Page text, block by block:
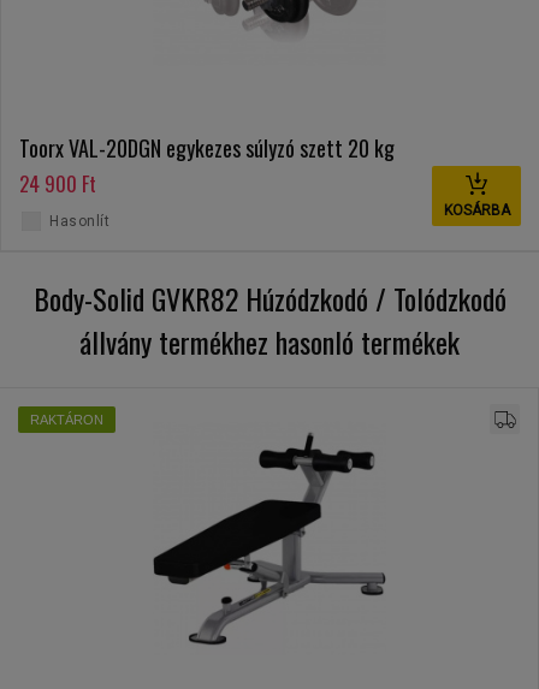
Toorx VAL-20DGN egykezes súlyzó szett 20 kg
24 900 Ft
KOSÁRBA
Hasonlít
Body-Solid GVKR82 Húzódzkodó / Tolódzkodó
állvány termékhez hasonló termékek
RAKTÁRON